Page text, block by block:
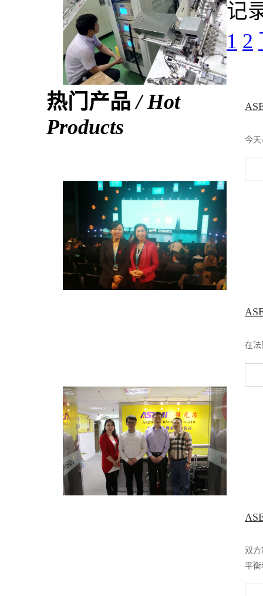
今
在法
双
平衡
记
1 2
热门产品/ Hot
Products